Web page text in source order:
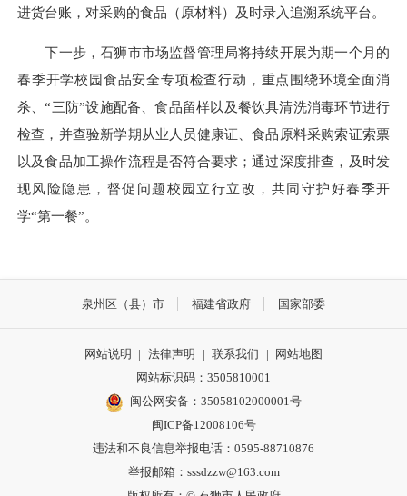
进货台账，对采购的食品（原材料）及时录入追溯系统平台。
下一步，石狮市市场监督管理局将持续开展为期一个月的
春季开学校园食品安全专项检查行动，重点围绕环境全面消
杀、“三防”设施配备、食品留样以及餐饮具清洗消毒环节进行
检查，并查验新学期从业人员健康证、食品原料采购索证索票
以及食品加工操作流程是否符合要求；通过深度排查，及时发
现风险隐患，督促问题校园立行立改，共同守护好春季开
学“第一餐”。
泉州区（县）市 福建省政府 国家部委
网站说明 | 法律声明 | 联系我们 |
网站地图
网站标识码：3505810001
闽公网安备：35058102000001号
闽ICP备12008106号
违法和不良信息举报电话：0595-88710876
举报邮箱：sssdzzw@163.com